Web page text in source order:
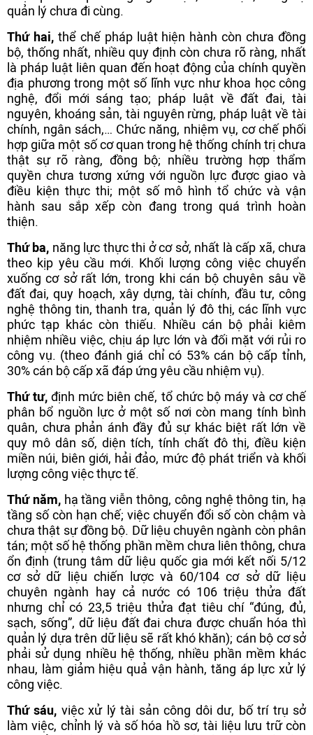
quản lý chưa đi cùng.
Thứ hai,thể chế pháp luật hiện hành còn chưa đồng
bộ, thống nhất, nhiều quy định còn chưa rõ ràng, nhất
là pháp luật liên quan đến hoạt động của chính quyền
địa phương trong một số lĩnh vực như khoa học công
nghệ, đổi mới sáng tạo; pháp luật về đất đai, tài
nguyên, khoáng sản, tài nguyên rừng, pháp luật về tài
chính, ngân sách,… Chức năng, nhiệm vụ, cơ chế phối
hợp giữa một số cơ quan trong hệ thống chính trị chưa
thật sự rõ ràng, đồng bộ; nhiều trường hợp thẩm
quyền chưa tương xứng với nguồn lực được giao và
điều kiện thực thi; một số mô hình tổ chức và vận
hành sau sắp xếp còn đang trong quá trình hoàn
thiện.
Thứ ba, năng lực thực thi ở cơ sở, nhất là cấp xã, chưa
theo kịp yêu cầu mới. Khối lượng công việc chuyển
xuống cơ sở rất lớn, trong khi cán bộ chuyên sâu về
đất đai, quy hoạch, xây dựng, tài chính, đầu tư, công
nghệ thông tin, thanh tra, quản lý đô thị, các lĩnh vực
phức tạp khác còn thiếu. Nhiều cán bộ phải kiêm
nhiệm nhiều việc, chịu áp lực lớn và đối mặt với rủi ro
công vụ. (theo đánh giá chỉ có 53% cán bộ cấp tỉnh,
30% cán bộ cấp xã đáp ứng yêu cầu nhiệm vụ).
Thứ tư, định mức biên chế, tổ chức bộ máy và cơ chế
phân bổ nguồn lực ở một số nơi còn mang tính bình
quân, chưa phản ánh đầy đủ sự khác biệt rất lớn về
quy mô dân số, diện tích, tính chất đô thị, điều kiện
miền núi, biên giới, hải đảo, mức độ phát triển và khối
lượng công việc thực tế.
Thứ năm, hạ tầng viễn thông, công nghệ thông tin, hạ
tầng số còn hạn chế; việc chuyển đổi số còn chậm và
chưa thật sự đồng bộ. Dữ liệu chuyên ngành còn phân
tán; một số hệ thống phần mềm chưa liên thông, chưa
ổn định (trung tâm dữ liệu quốc gia mới kết nối 5/12
cơ sở dữ liệu chiến lược và 60/104 cơ sở dữ liệu
chuyên ngành hay cả nước có 106 triệu thửa đất
nhưng chỉ có 23,5 triệu thửa đạt tiêu chí “đúng, đủ,
sạch, sống”, dữ liệu đất đai chưa được chuẩn hóa thì
quản lý dựa trên dữ liệu sẽ rất khó khăn); cán bộ cơ sở
phải sử dụng nhiều hệ thống, nhiều phần mềm khác
nhau, làm giảm hiệu quả vận hành, tăng áp lực xử lý
công việc.
Thứ sáu, việc xử lý tài sản công dôi dư, bố trí trụ sở
làm việc, chỉnh lý và số hóa hồ sơ, tài liệu lưu trữ còn